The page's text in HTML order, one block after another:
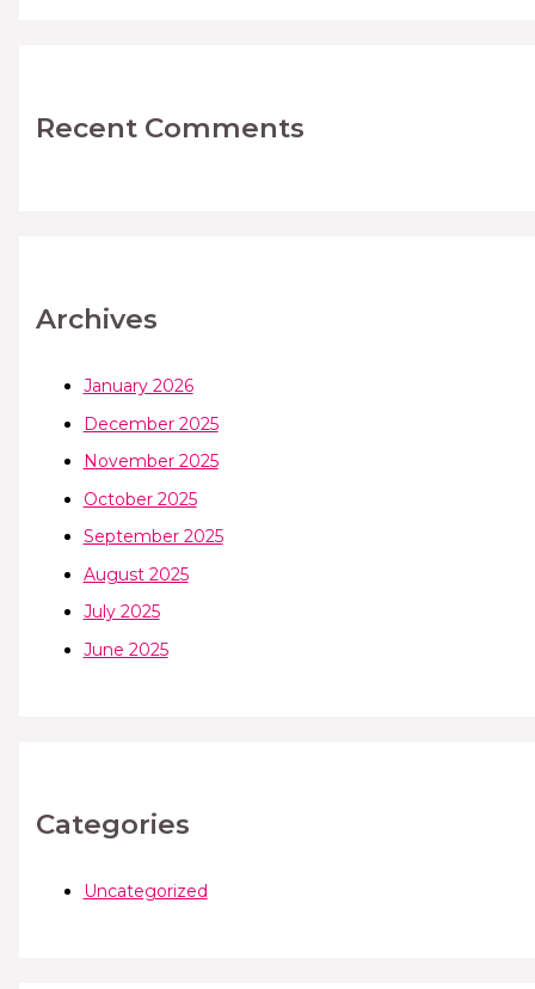
Recent Comments
Archives
January 2026
December 2025
November 2025
October 2025
September 2025
August 2025
July 2025
June 2025
Categories
Uncategorized